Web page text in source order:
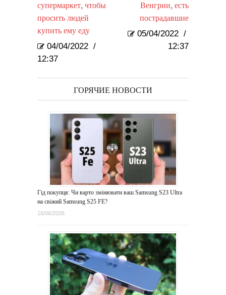
супермаркет, чтобы
просить людей
купить ему еду
04/04/2022 /
12:37
Венгрии, есть
пострадавшие
05/04/2022 /
12:37
ГОРЯЧИЕ НОВОСТИ
Гід покупця: Чи варто змінювати ваш Samsung S23 Ultra
на свіжий Samsung S25 FE?
16/06/2026